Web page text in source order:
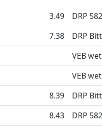
3.49 DRP
7.38 DRP
VEB
VEB
8.39 DRP
8.43 DRP